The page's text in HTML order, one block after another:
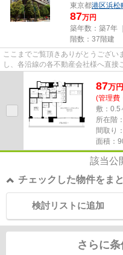
東京都港区浜松
87万円
築年数：築7年
階数：37階建
ここまでご覧頂きありがとうござい
し、各沿線の各不動産会社様へ直
87万円
(管理費
敷：0.5
所在階
間取り
面積：
該当公
チェックした物件をま
検討リストに追加
さらに